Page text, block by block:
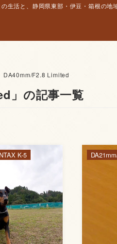
生活と、静岡県東部・伊豆・箱根の地
DA40mm/F2.8 Limited
」の記事一覧
K-5